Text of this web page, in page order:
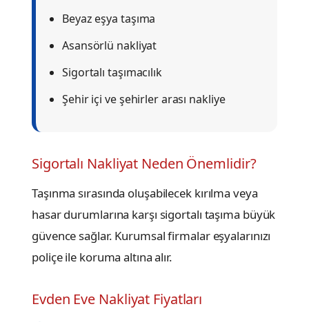
Beyaz eşya taşıma
Asansörlü nakliyat
Sigortalı taşımacılık
Şehir içi ve şehirler arası nakliye
Sigortalı Nakliyat Neden Önemlidir?
Taşınma sırasında oluşabilecek kırılma veya
hasar durumlarına karşı sigortalı taşıma büyük
güvence sağlar. Kurumsal firmalar eşyalarınızı
poliçe ile koruma altına alır.
Evden Eve Nakliyat Fiyatları